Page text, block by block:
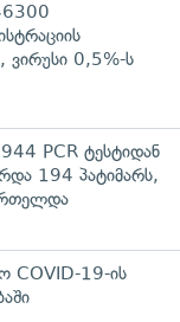
ვირუსი 0,5%-ს
PCR ტესტიდან
194 პატიმარს,
COVID-19-ის